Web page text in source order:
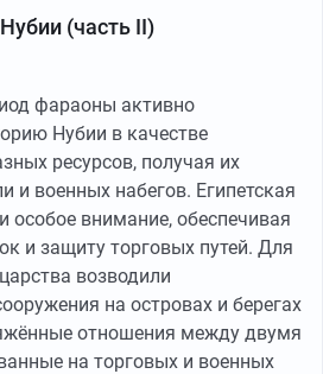
Огайо, США). Кулон
льва, вырезанную из
головах восьми золотых
изначально лев был один -
изготовил его еще 3500 лет
Затем, около 2700 лет
вставил льва в новую
выполненную в виде восьми
лев превратился в кулон-
жившие в то время на
южного Египта и северного
(часть II)
фараоны активно
Нубии в качестве
ресурсов, получая их
и военных набегов. Египетская
особое внимание, обеспечивая
и защиту торговых путей. Для
возводили
на островах и берегах
отношения между двумя
на торговых и военных